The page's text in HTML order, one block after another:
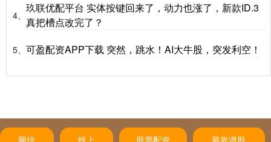
4、
玖联优配平台 实体按键回来了，动力也涨了，新款ID.3
真把槽点改完了？
5、 可盈配资APP下载 突然，跳水！AI大牛股，突发利空！